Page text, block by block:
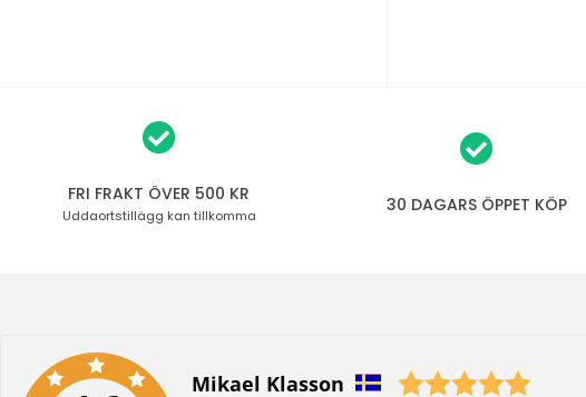
FRI FRAKT ÖVER 500 KR
Uddaortstillägg kan tillkomma 30 DAGARS ÖPPET KÖP
Författare:
Mikael Klasson